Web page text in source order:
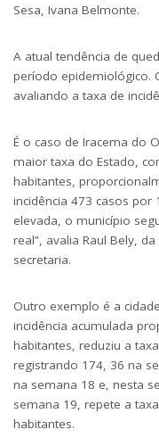
Sesa, Ivana Belmonte.
A atual tendência de
período epidemiológico.
avaliando a taxa de
É o caso de Iracema do
maior taxa do Estado,
habitantes,
incidência 473 casos por
elevada, o município
real”, avalia Raul Bely,
secretaria.
Outro exemplo é a
incidência acumulada
habitantes, reduziu a
registrando 174, 36 na
na semana 18 e, nesta
semana 19, repete a
habitantes.